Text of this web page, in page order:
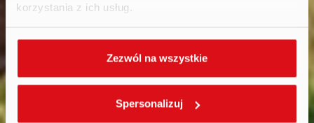
korzystania z ich usług.
Zezwól na wszystkie
Spersonalizuj